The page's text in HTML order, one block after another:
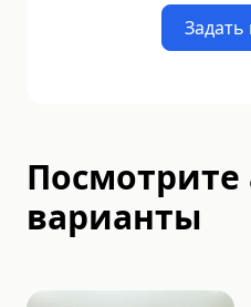
Задать
варианты